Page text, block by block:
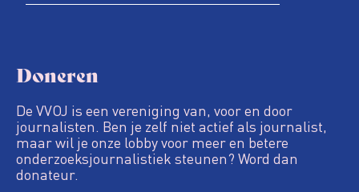
Doneren
De VVOJ is een vereniging van, voor en door
journalisten. Ben je zelf niet actief als journalist,
maar wil je onze lobby voor meer en betere
onderzoeksjournalistiek steunen? Word dan
donateur.